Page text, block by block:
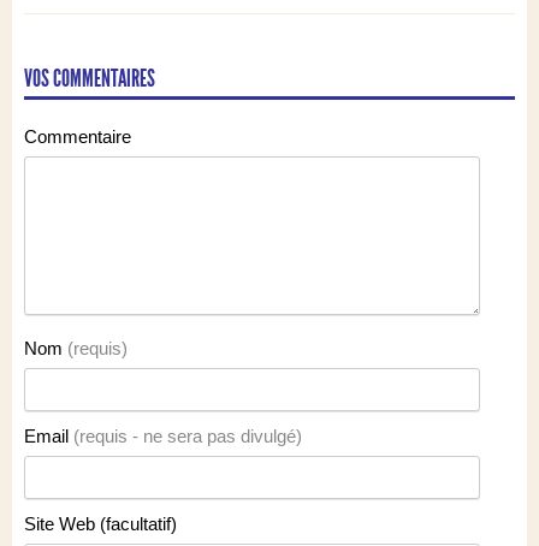
VOS COMMENTAIRES
Commentaire
Nom (requis)
Email (requis - ne sera pas divulgé)
Site Web (facultatif)